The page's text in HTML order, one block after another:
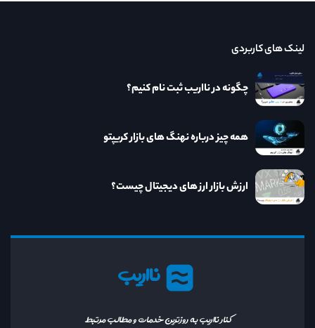
نااریب
کنار نااریب به روزترین خدمات و مطالب مرتبط
لینک های کاربردی
چگونه در نااریب ثبت نام کنیم؟
همه چیز درباره نهنگ های بازار کریپتو
ارزش بازار ارز های دیجیتال چیست؟